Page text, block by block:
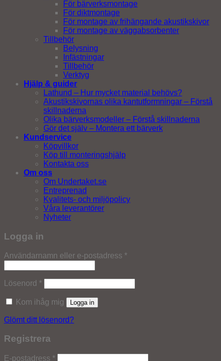
För bärverksmontage
För diktmontage
För montage av frihängande akustikskivor
För montage av väggabsorbenter
Tillbehör
Belysning
Infästningar
Tillbehör
Verktyg
Hjälp & guider
Lathund – Hur mycket material behövs?
Akustikskivornas olika kantutformningar – Förstå
skillnaderna
Olika bärverksmodeller – Förstå skillnaderna
Gör det själv – Montera ett bärverk
Kundservice
Köpvillkor
Köp till monteringshjälp
Kontakta oss
Om oss
Om Undertaket.se
Entreprenad
Kvalitets- och miljöpolicy
Våra leverantörer
Nyheter
Logga in
Användarnamn eller e-postadress *Obligatoriskt
Lösenord *Obligatoriskt
Kom ihåg mig Logga in
Glömt ditt lösenord?
Registrera
E-postadress *Obligatoriskt